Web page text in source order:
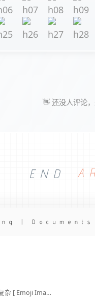
👋 还没人评论，
END
|
2broear : @J.sky , 我靠.. 心情复杂 [ Emoji Image ]